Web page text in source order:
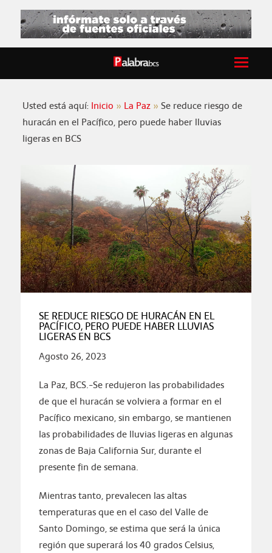
Usted está aquí: Inicio La Paz
Se reduce riesgo de
huracán en el Pacífico, pero puede haber lluvias
ligeras en BCS
SE REDUCE RIESGO DE HURACÁN EN EL
PACÍFICO, PERO PUEDE HABER LLUVIAS
LIGERAS EN BCS
Agosto 26, 2023
La Paz, BCS.-Se redujeron las probabilidades
de que el huracán se volviera a formar en el
Pacífico mexicano, sin embargo, se mantienen
las probabilidades de lluvias ligeras en algunas
zonas de Baja California Sur, durante el
presente fin de semana.
Mientras tanto, prevalecen las altas
temperaturas que en el caso del Valle de
Santo Domingo, se estima que será la única
región que superará los 40 grados Celsius,